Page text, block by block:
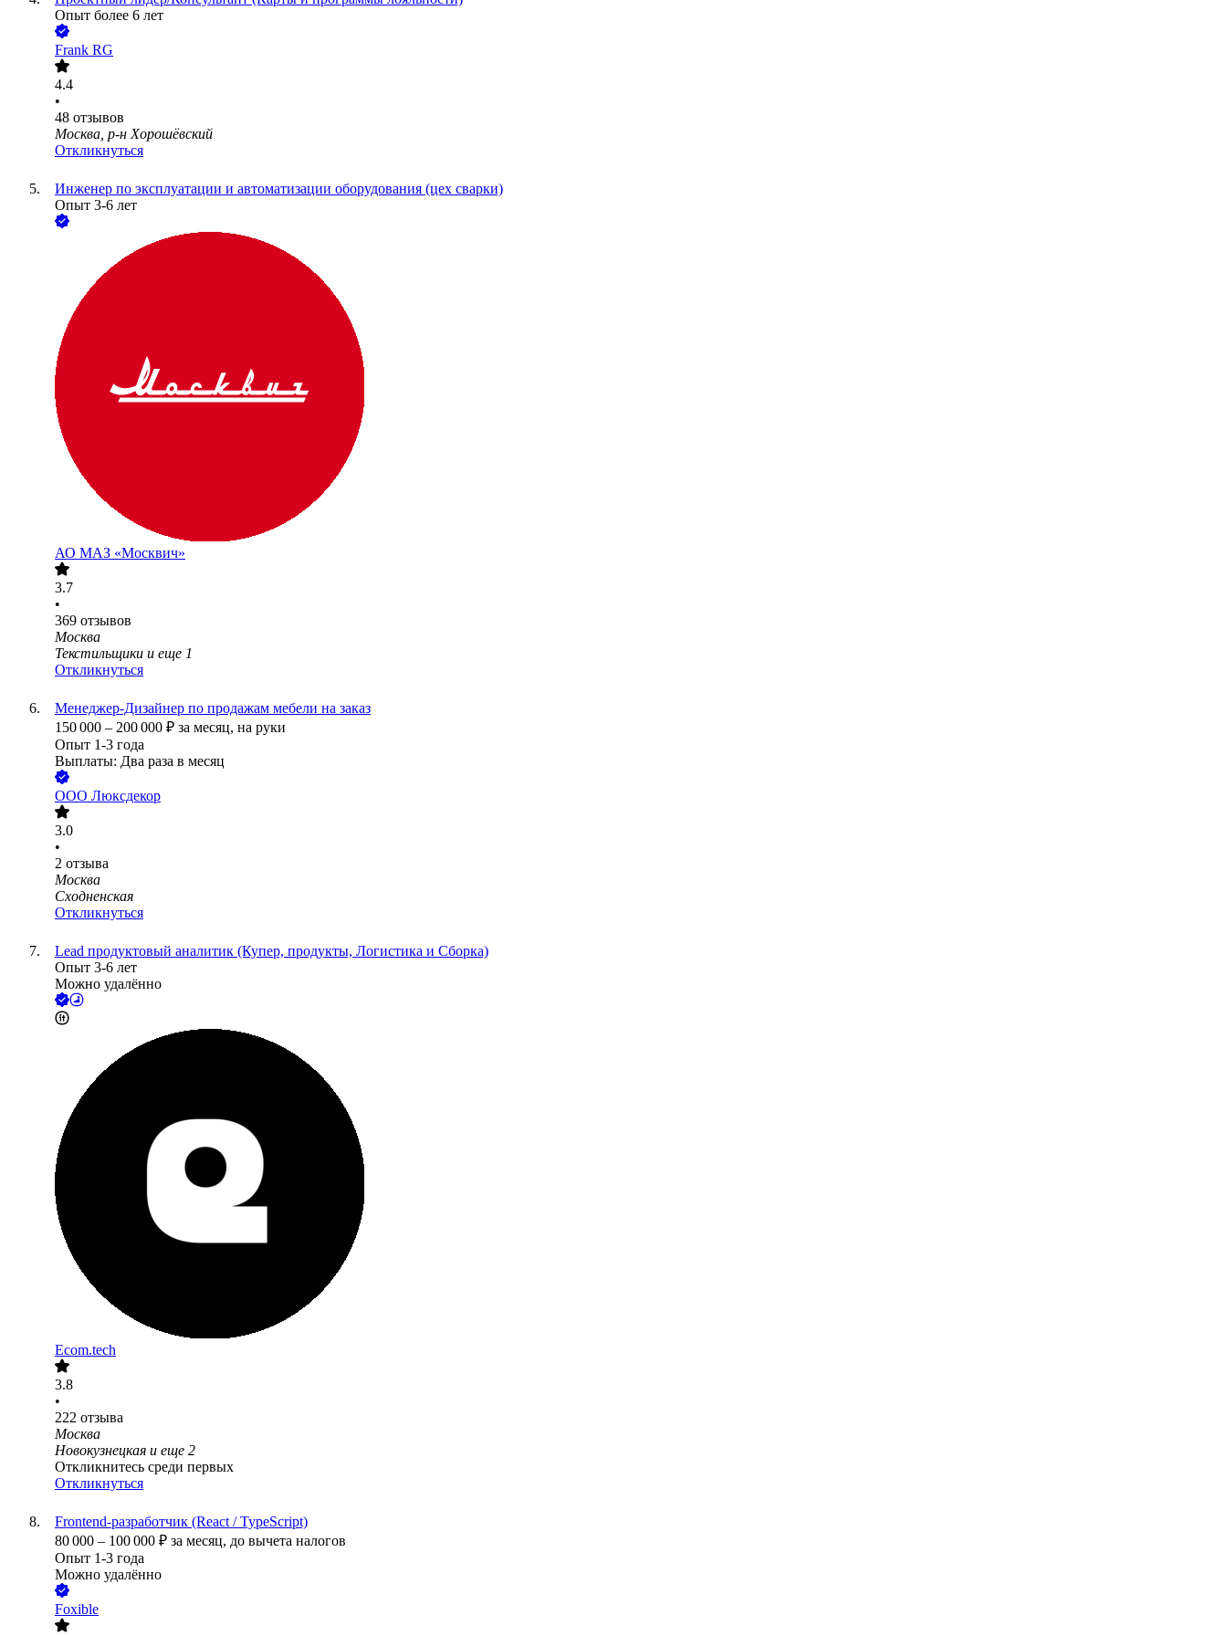
Опыт более 6 лет
Frank RG
4.4
•
48 отзывов
Москва, р-н Хорошёвский
Откликнуться
Инженер по эксплуатации и автоматизации оборудования (цех сварки)
Опыт 3-6 лет
АО МАЗ «Москвич»
3.7
•
369 отзывов
Москва
Текстильщики и еще 1
Откликнуться
Менеджер-Дизайнер по продажам мебели на заказ
150 000 – 200 000 ₽ за месяц, на руки
Опыт 1-3 года
Выплаты: Два раза в месяц
ООО Люксдекор
3.0
•
2 отзыва
Москва
Сходненская
Откликнуться
Lead продуктовый аналитик (Купер, продукты, Логистика и Сборка)
Опыт 3-6 лет
Можно удалённо
Ecom.tech
3.8
•
222 отзыва
Москва
Новокузнецкая и еще 2
Откликнитесь среди первых
Откликнуться
Frontend-разработчик (React / TypeScript)
80 000 – 100 000 ₽ за месяц, до вычета налогов
Опыт 1-3 года
Можно удалённо
Foxible